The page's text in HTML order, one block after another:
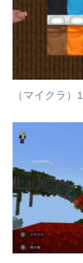
（マイクラ